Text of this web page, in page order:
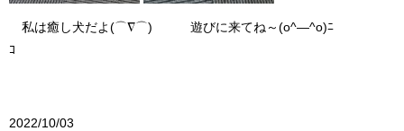
私は癒し犬だよ(⌒∇⌒) 遊びに来てね～(o^―^o)ﾆ
ｺ
2022/10/03